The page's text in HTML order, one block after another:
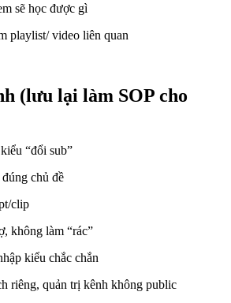
sẽ học được gì
playlist/ video liên quan
(lưu lại làm SOP cho
“đổi sub”
chủ đề
clip
không làm “rác”
kiểu chắc chắn
riêng, quản trị kênh không public